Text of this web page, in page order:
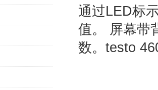
通过LED标
值。 屏幕带
数。testo